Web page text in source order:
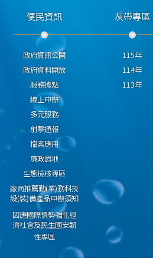
便民資訊
政府資訊公開
政府資料開放
服務據點
線上申辦
多元服務
射擊通報
檔案應用
廉政園地
生態檢核專區
廠商推薦勤(業)務科技
設(裝)備產品申辦須知
因應國際情勢強化經
濟社會及民生國安韌
性專區
灰帶專區
115年
114年
113年